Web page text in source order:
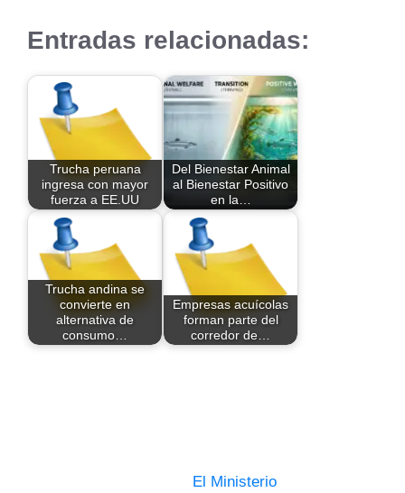
Entradas relacionadas:
Trucha peruana
ingresa con mayor
fuerza a EE.UU
Del Bienestar Animal
al Bienestar Positivo
en la…
Trucha andina se
convierte en
alternativa de
consumo…
Empresas acuícolas
forman parte del
corredor de…
El Ministerio